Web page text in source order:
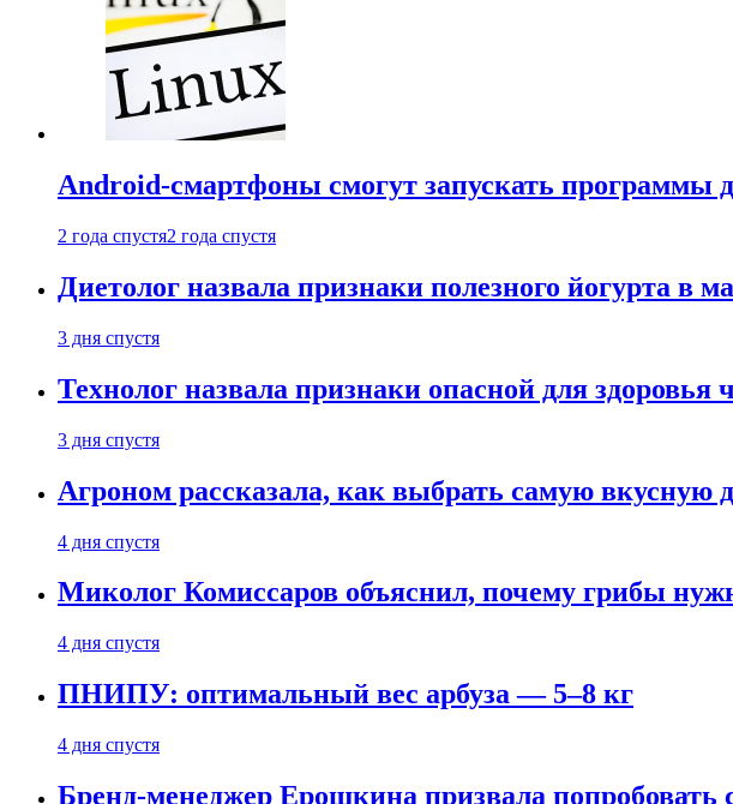
Android-смартфоны смогут запускать программы
2 года спустя2 года спустя
Диетолог назвала признаки полезного йогурта в
3 дня спустя
Технолог назвала признаки опасной для здоровья
3 дня спустя
Агроном рассказала, как выбрать самую вкусную
4 дня спустя
Миколог Комиссаров объяснил, почему грибы
4 дня спустя
ПНИПУ: оптимальный вес арбуза — 5–8 кг
4 дня спустя
Бренд-менеджер Ерошкина призвала попробовать